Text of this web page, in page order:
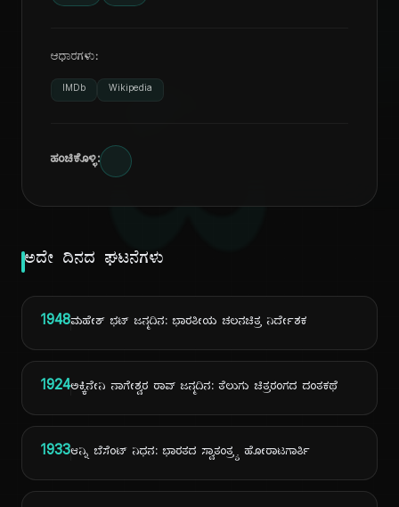
ದಿ
ಆಧಾರಗಳು:
IMDb Wikipedia
ಹಂಚಿಕೊಳ್ಳಿ:
ಅದೇ ದಿನದ ಘಟನೆಗಳು
1948ಮಹೇಶ್ ಭಟ್ ಜನ್ಮದಿನ: ಭಾರತೀಯ ಚಲನಚಿತ್ರ ನಿರ್ದೇಶಕ
1924ಅಕ್ಕಿನೇನಿ ನಾಗೇಶ್ವರ ರಾವ್ ಜನ್ಮದಿನ: ತೆಲುಗು ಚಿತ್ರರಂಗದ ದಂತಕಥೆ
1933ಆನ್ನಿ ಬೆಸೆಂಟ್ ನಿಧನ: ಭಾರತದ ಸ್ವಾತಂತ್ರ್ಯ ಹೋರಾಟಗಾರ್ತಿ